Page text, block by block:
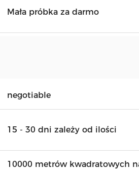
Mała próbka za darmo
negotiable
15 - 30 dni zależy od ilości
10000 metrów kwadratowych